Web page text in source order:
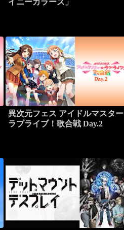
異次元フェス アイドルマスター
ラブライブ！歌合戦 Day.2